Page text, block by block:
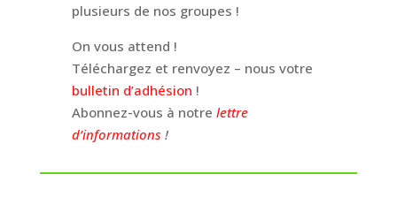
plusieurs de nos groupes !
On vous attend !
Téléchargez et renvoyez – nous votre
bulletin d’adhésion !
Abonnez-vous à notre lettre
d’informations!